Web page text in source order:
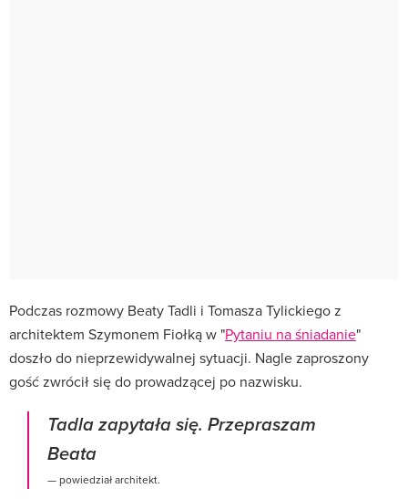
Podczas rozmowy Beaty Tadli i Tomasza Tylickiego z
architektem Szymonem Fiołką w "Pytaniu na śniadanie"
doszło do nieprzewidywalnej sytuacji. Nagle zaproszony
gość zwrócił się do prowadzącej po nazwisku.
Tadla zapytała się. Przepraszam
Beata
— powiedział architekt.